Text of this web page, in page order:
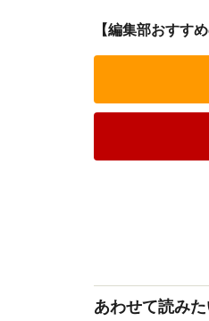
【編集部おすす
あわせて読み